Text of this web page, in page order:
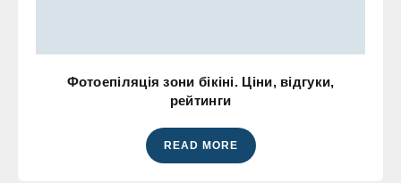
Фотоепіляція зони бікіні. Ціни, відгуки,
рейтинги
READ MORE